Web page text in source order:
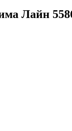
Лайн 5586